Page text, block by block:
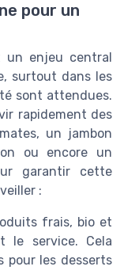
pour un
enjeu central
surtout dans les
sont attendues.
rapidement des
un jambon
ou encore un
garantir cette
:
frais, bio et
le service. Cela
pour les desserts